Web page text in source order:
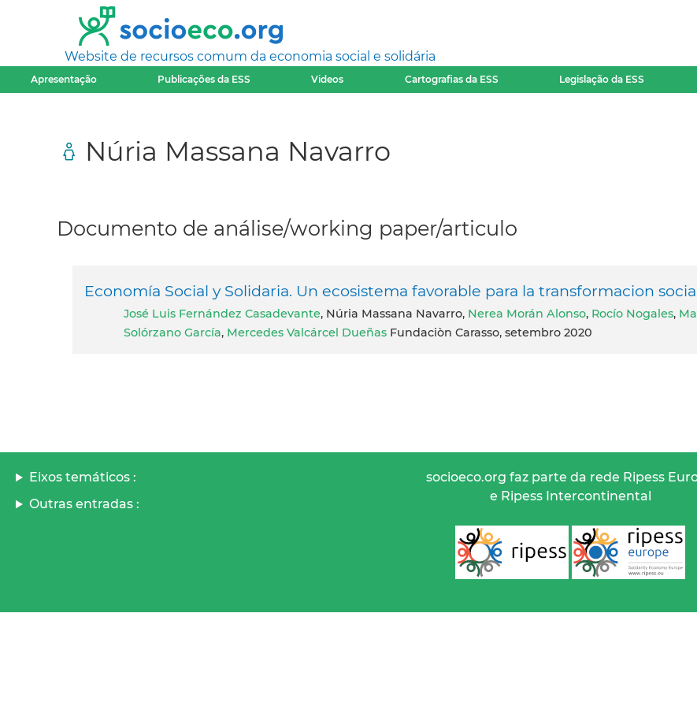
Website de recursos comum da economia social e solidária
Apresentação Publicações da ESS Videos Cartografias da ESS Legislação da ESS
Núria Massana Navarro
Documento de análise/working paper/articulo
Economía Social y Solidaria. Un ecosistema favorable para la transformacion
José Luis Fernández Casadevante, Núria Massana Navarro, Nerea Morán Alonso, Rocío Nogales,
Solórzano García, Mercedes Valcárcel Dueñas Fundaciòn Carasso, setembro 2020
Eixos temáticos :
Outras entradas :
socioeco.org faz parte da rede Ripess
e Ripess Intercontinental